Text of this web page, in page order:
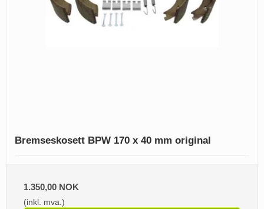
Bremseskosett BPW 170 x 40 mm original
1.350,00 NOK
(inkl. mva.)